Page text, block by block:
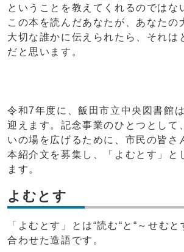
ということを教えてくれるのではな
この本を読んだあなたが、あなたの
大切な誰かに伝えられたら、それは
だと思います。
令和7年度に、飯田市立中央図書館
迎えます。記念事業のひとつとして
いの場を広げるために、市民の皆さ
本紹介文を募集し、「よむとす」と
ます。
よむとす
「よむとす」とは“読む“と“～せむ
合わせた造語です。